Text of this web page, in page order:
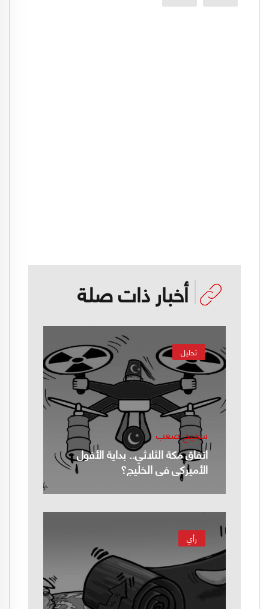
أخبار ذات صلة
تحليل
سميح صعب
اتفاق مكة الثلاثي.. بداية الأفول
الأميركي في الخليج؟
رأي